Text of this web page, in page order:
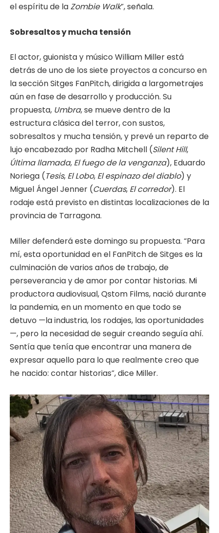
el espíritu de laZombie Walk”, señala.
Sobresaltos y mucha tensión
El actor, guionista y músico William Miller está
detrás de uno de los siete proyectos a concurso en
la sección Sitges FanPitch, dirigida a largometrajes
aún en fase de desarrollo y producción. Su
propuesta, Umbra, se mueve dentro de la
estructura clásica del terror, con sustos,
sobresaltos y mucha tensión, y prevé un reparto de
lujo encabezado por Radha Mitchell (Silent Hill,
Última llamada, El fuego de la venganza), Eduardo
Noriega (Tesis, El Lobo, El espinazo del diablo) y
Miguel Ángel Jenner (Cuerdas, El corredor). El
rodaje está previsto en distintas localizaciones de la
provincia de Tarragona.
Miller defenderá este domingo su propuesta. “Para
mí, esta oportunidad en el FanPitch de Sitges es la
culminación de varios años de trabajo, de
perseverancia y de amor por contar historias. Mi
productora audiovisual, Qstom Films, nació durante
la pandemia, en un momento en que todo se
detuvo —la industria, los rodajes, las oportunidades
—, pero la necesidad de seguir creando seguía ahí.
Sentía que tenía que encontrar una manera de
expresar aquello para lo que realmente creo que
he nacido: contar historias”, dice Miller.